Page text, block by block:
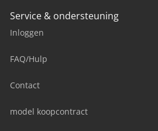
Service & ondersteuning
Inloggen
FAQ/Hulp
Contact
model koopcontract